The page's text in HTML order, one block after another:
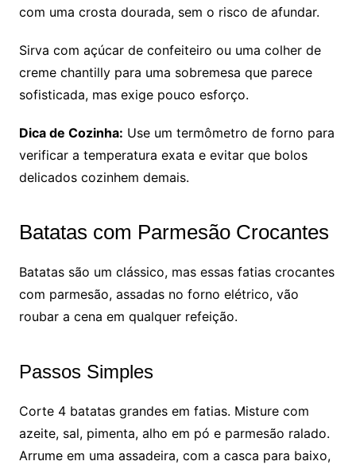
com uma crosta dourada, sem o risco de afundar.
Sirva com açúcar de confeiteiro ou uma colher de
creme chantilly para uma sobremesa que parece
sofisticada, mas exige pouco esforço.
Dica de Cozinha: Use um termômetro de forno para
verificar a temperatura exata e evitar que bolos
delicados cozinhem demais.
Batatas com Parmesão Crocantes
Batatas são um clássico, mas essas fatias crocantes
com parmesão, assadas no forno elétrico, vão
roubar a cena em qualquer refeição.
Passos Simples
Corte 4 batatas grandes em fatias. Misture com
azeite, sal, pimenta, alho em pó e parmesão ralado.
Arrume em uma assadeira, com a casca para baixo,